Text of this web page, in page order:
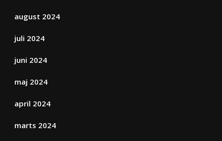
august 2024
juli 2024
juni 2024
maj 2024
april 2024
marts 2024